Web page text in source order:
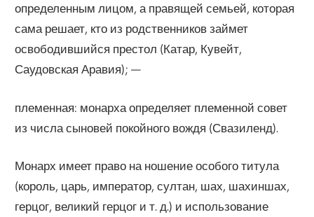
определенным лицом, а правящей семьей, которая
сама решает, кто из родственников займет
освободившийся престол (Катар, Кувейт,
Саудовская Аравия); —
племенная: монарха определяет племенной совет
из числа сыновей покойного вождя (Свазиленд).
Монарх имеет право на ношение особого титула
(король, царь, император, султан, шах, шахиншах,
герцог, великий герцог и т. д.) и использование